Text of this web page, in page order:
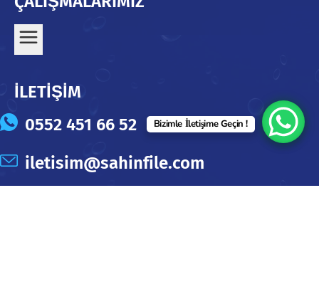
İLETİŞİM
0552 451 66 52
iletisim@sahinfile.com
Bizimle İletişime Geçin !